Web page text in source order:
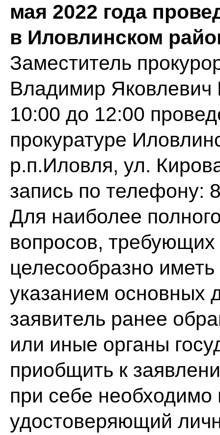
мая 2022 года
в Иловлинском
Заместитель
Владимир Яковлевич
10:00 до 12:00
прокуратуре
р.п.Иловля, ул.
запись по телефону:
Для наиболее
вопросов,
целесообразно
указанием основных
заявитель ранее
или иные органы
приобщить к
при себе необходимо
удостоверяющий